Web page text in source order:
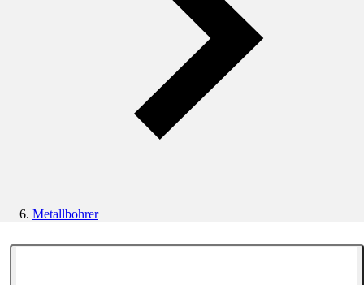
Metallbohrer